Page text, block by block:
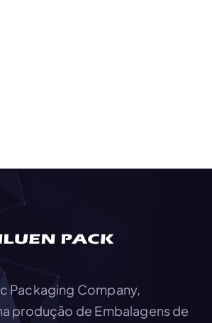
Packaging Company,
produção de Embalagens de